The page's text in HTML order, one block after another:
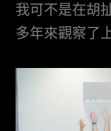
我可不是在胡
多年來觀察了